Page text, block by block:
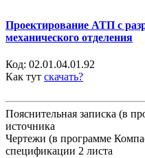
Проектирование АТП с
механического отделения
Код: 02.01.04.01.92
Как тут скачать?
Пояснительная записка (в
источника
Чертежи (в программе
спецификации 2 листа